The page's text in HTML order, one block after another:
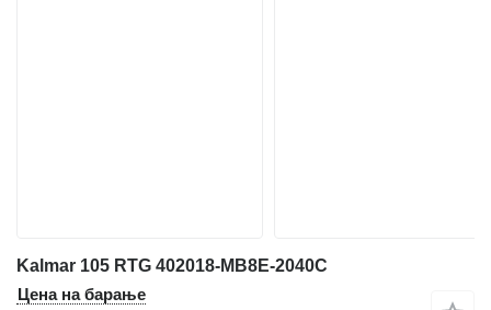
Kalmar 105 RTG 402018-MB8E-2040C
Цена на барање